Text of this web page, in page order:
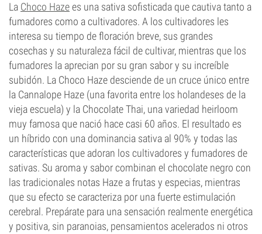
La Choco Hazees una sativa sofisticada que cautiva tanto a
fumadores como a cultivadores. A los cultivadores les
interesa su tiempo de floración breve, sus grandes
cosechas y su naturaleza fácil de cultivar, mientras que los
fumadores la aprecian por su gran sabor y su increíble
subidón. La Choco Haze desciende de un cruce único entre
la Cannalope Haze (una favorita entre los holandeses de la
vieja escuela) y la Chocolate Thai, una variedad heirloom
muy famosa que nació hace casi 60 años. El resultado es
un híbrido con una dominancia sativa al 90% y todas las
características que adoran los cultivadores y fumadores de
sativas. Su aroma y sabor combinan el chocolate negro con
las tradicionales notas Haze a frutas y especias, mientras
que su efecto se caracteriza por una fuerte estimulación
cerebral. Prepárate para una sensación realmente energética
y positiva, sin paranoias, pensamientos acelerados ni otros